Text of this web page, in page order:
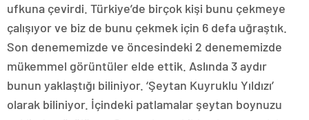
ufkuna çevirdi. Türkiye’de birçok kişi bunu çekmeye
çalışıyor ve biz de bunu çekmek için 6 defa uğraştık.
Son denememizde ve öncesindeki 2 denememizde
mükemmel görüntüler elde ettik. Aslında 3 aydır
bunun yaklaştığı biliniyor. ‘Şeytan Kuyruklu Yıldızı’
olarak biliniyor. İçindeki patlamalar şeytan boynuzu